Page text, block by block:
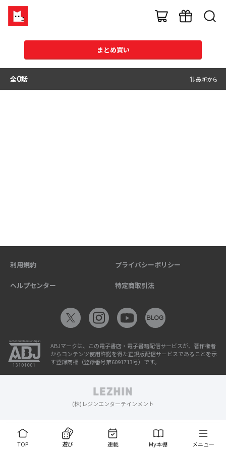
まとめ買い
全0話 最新から
TOP 遊び 連載 My本棚 メニュー
利用規約 プライバシーポリシー
ヘルプセンター 特定商取引法
ABJマークは、この電子書店・電子書籍配信サービスが、著作権者
からコンテンツ使用許諾を得た正規版配信サービスであることを示
す登録商標（登録番号第6091713号）です。
(株)レジンエンターテインメント